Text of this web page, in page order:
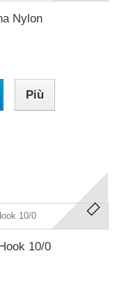
Nylon
Più
10/0